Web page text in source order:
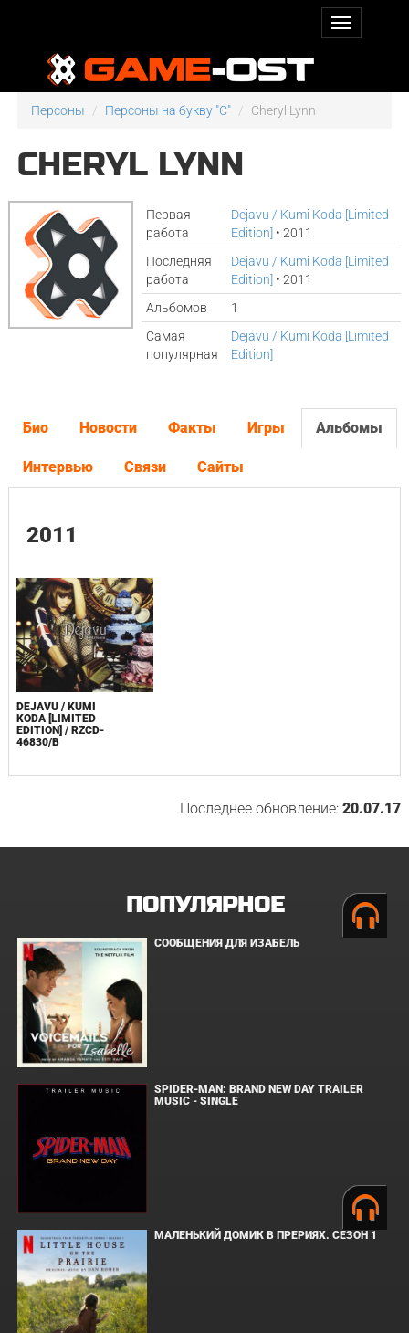
Персоны Персоны на букву "C" Cheryl Lynn
CHERYL LYNN
Первая
работа
Dejavu / Kumi Koda [Limited
Edition] • 2011
Последняя
работа
Dejavu / Kumi Koda [Limited
Edition] • 2011
Альбомов
1
Самая
популярная
Dejavu / Kumi Koda [Limited
Edition]
Био Новости Факты Игры Альбомы
Интервью Связи Сайты
2011
DEJAVU / KUMI
KODA [LIMITED
EDITION] / RZCD-
46830/B
Последнее обновление:20.07.17
ПОПУЛЯРНОЕ
СООБЩЕНИЯ ДЛЯ ИЗАБЕЛЬ
SPIDER-MAN: BRAND NEW DAY TRAILER
MUSIC - SINGLE
МАЛЕНЬКИЙ ДОМИК В ПРЕРИЯХ. СЕЗОН 1